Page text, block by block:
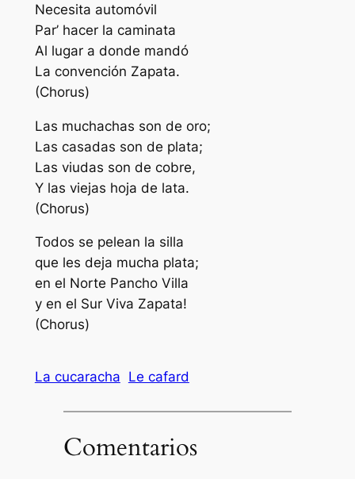
Necesita automóvil
Par’ hacer la caminata
Al lugar a donde mandó
La convención Zapata.
(Chorus)
Las muchachas son de oro;
Las casadas son de plata;
Las viudas son de cobre,
Y las viejas hoja de lata.
(Chorus)
Todos se pelean la silla
que les deja mucha plata;
en el Norte Pancho Villa
y en el Sur Viva Zapata!
(Chorus)
La cucaracha Le cafard
Comentarios